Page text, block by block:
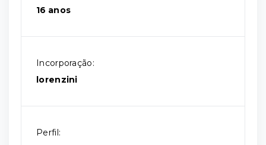
16 anos
Incorporação:
lorenzini
Perfil: